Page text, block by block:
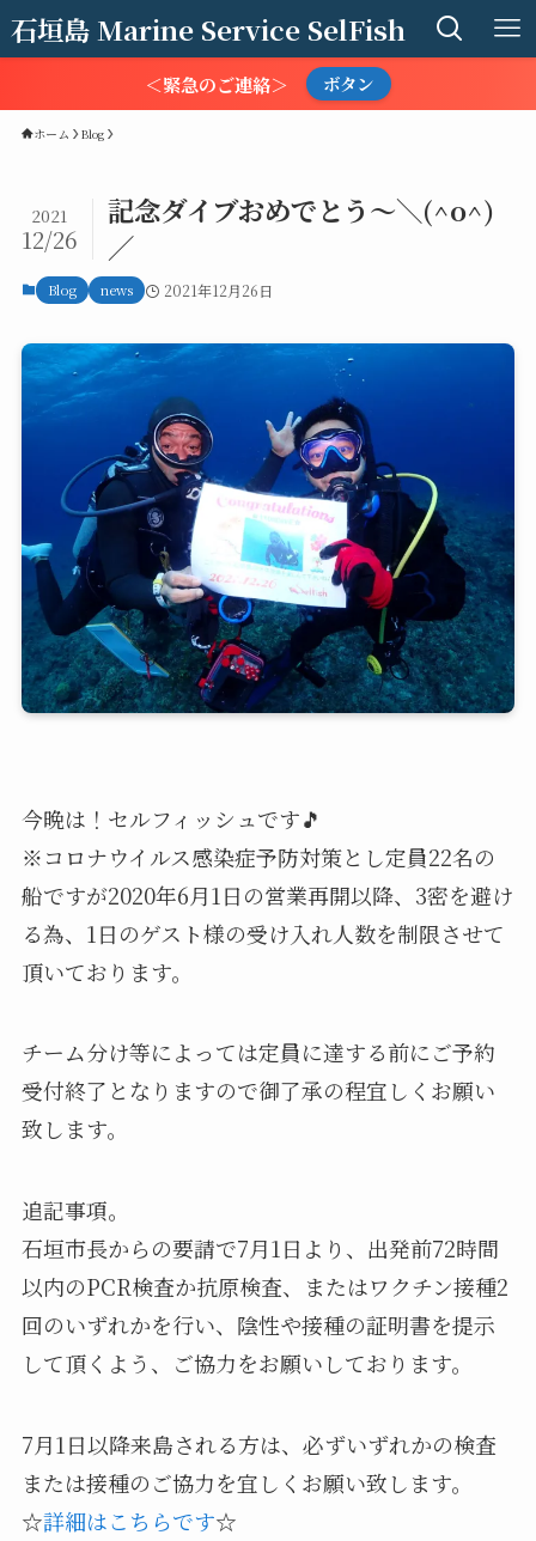
石垣島 Marine Service SelFish
＜緊急のご連絡＞ ボタン
ホーム Blog
記念ダイブおめでとう〜＼(^o^)
／
2021
12/26
Blog news 2021年12月26日
今晩は！セルフィッシュです🎵
※コロナウイルス感染症予防対策とし定員22名の
船ですが2020年6月1日の営業再開以降、3密を避け
る為、1日のゲスト様の受け入れ人数を制限させて
頂いております。
チーム分け等によっては定員に達する前にご予約
受付終了となりますので御了承の程宜しくお願い
致します。
追記事項。
石垣市長からの要請で7月1日より、出発前72時間
以内のPCR検査か抗原検査、またはワクチン接種2
回のいずれかを行い、陰性や接種の証明書を提示
して頂くよう、ご協力をお願いしております。
7月1日以降来島される方は、必ずいずれかの検査
または接種のご協力を宜しくお願い致します。
☆詳細はこちらです☆